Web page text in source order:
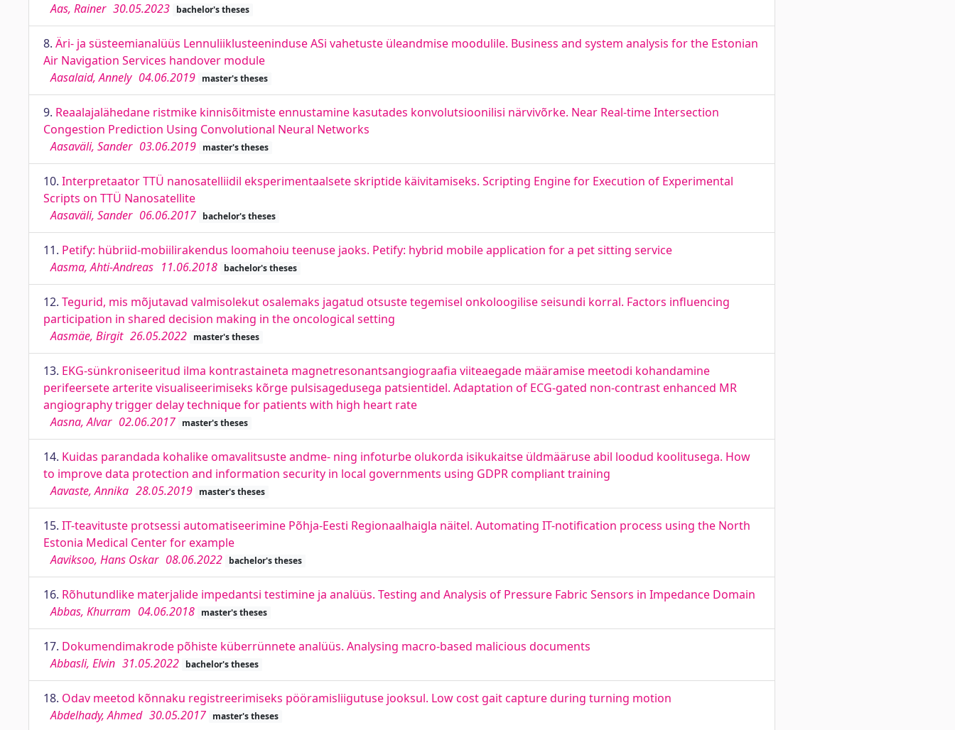
Aas, Rainer 30.05.2023 bachelor's theses
8. Äri- ja süsteemianalüüs Lennuliiklusteeninduse ASi vahetuste üleandmise moodulile. Business and system analysis for the Estonian
Air Navigation Services handover module
Aasalaid, Annely 04.06.2019 master's theses
9. Reaalajalähedane ristmike kinnisõitmiste ennustamine kasutades konvolutsioonilisi närvivõrke. Near Real-time Intersection
Congestion Prediction Using Convolutional Neural Networks
Aasaväli, Sander 03.06.2019 master's theses
10. Interpretaator TTÜ nanosatelliidil eksperimentaalsete skriptide käivitamiseks. Scripting Engine for Execution of Experimental
Scripts on TTÜ Nanosatellite
Aasaväli, Sander 06.06.2017 bachelor's theses
11. Petify: hübriid-mobiilirakendus loomahoiu teenuse jaoks. Petify: hybrid mobile application for a pet sitting service
Aasma, Ahti-Andreas 11.06.2018 bachelor's theses
12. Tegurid, mis mõjutavad valmisolekut osalemaks jagatud otsuste tegemisel onkoloogilise seisundi korral. Factors influencing
participation in shared decision making in the oncological setting
Aasmäe, Birgit 26.05.2022 master's theses
13. EKG-sünkroniseeritud ilma kontrastaineta magnetresonantsangiograafia viiteaegade määramise meetodi kohandamine
perifeersete arterite visualiseerimiseks kõrge pulsisagedusega patsientidel. Adaptation of ECG-gated non-contrast enhanced MR
angiography trigger delay technique for patients with high heart rate
Aasna, Alvar 02.06.2017 master's theses
14. Kuidas parandada kohalike omavalitsuste andme- ning infoturbe olukorda isikukaitse üldmääruse abil loodud koolitusega. How
to improve data protection and information security in local governments using GDPR compliant training
Aavaste, Annika 28.05.2019 master's theses
15. IT-teavituste protsessi automatiseerimine Põhja-Eesti Regionaalhaigla näitel. Automating IT-notification process using the North
Estonia Medical Center for example
Aaviksoo, Hans Oskar 08.06.2022 bachelor's theses
16. Rõhutundlike materjalide impedantsi testimine ja analüüs. Testing and Analysis of Pressure Fabric Sensors in Impedance Domain
Abbas, Khurram 04.06.2018 master's theses
17. Dokumendimakrode põhiste küberrünnete analüüs. Analysing macro-based malicious documents
Abbasli, Elvin 31.05.2022 bachelor's theses
18. Odav meetod kõnnaku registreerimiseks pööramisliigutuse jooksul. Low cost gait capture during turning motion
Abdelhady, Ahmed 30.05.2017 master's theses